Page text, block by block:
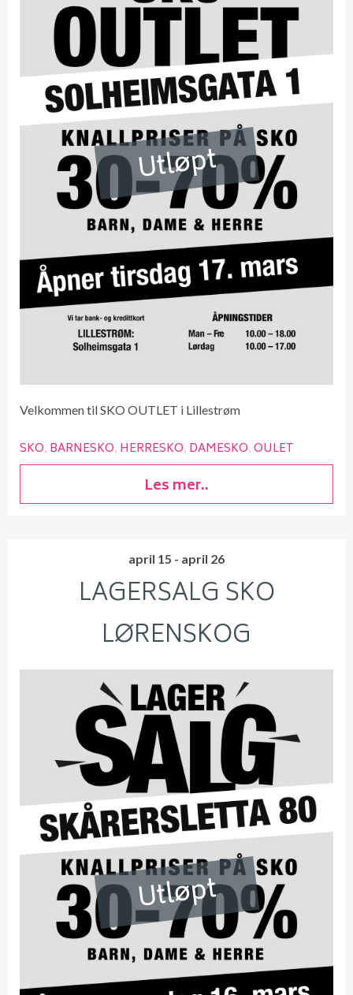
Utløpt
Velkommen til SKO OUTLET i Lillestrøm
SKO BARNESKO HERRESKO DAMESKO OULET
Les mer..
april 15 - april 26
LAGERSALG SKO
LØRENSKOG
Utløpt